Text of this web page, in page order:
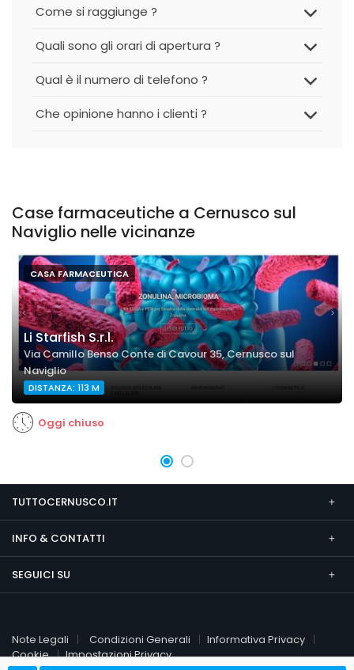
Come si raggiunge ?
Quali sono gli orari di apertura ?
Qual è il numero di telefono ?
Che opinione hanno i clienti ?
Case farmaceutiche a Cernusco sul
Naviglio nelle vicinanze
CASA FARMACEUTICA
Li Starfish S.r.l.
Via Camillo Benso Conte di Cavour 35, Cernusco sul
Naviglio
DISTANZA: 113 M
Oggi chiuso
TUTTOCERNUSCO.IT
INFO & CONTATTI
SEGUICI SU
Note Legali Condizioni Generali
Informativa Privacy
Cookie
Impostazioni Privacy